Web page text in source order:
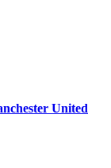
United